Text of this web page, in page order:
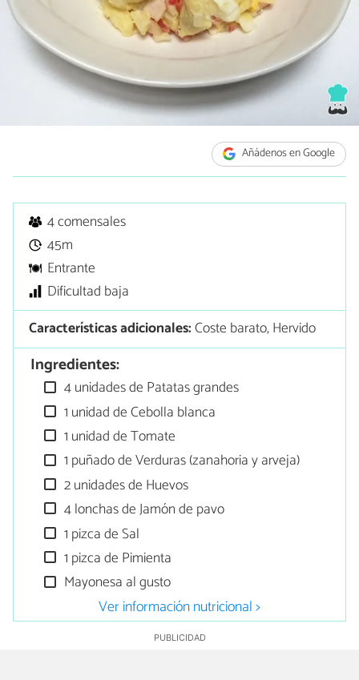
Añádenos en Google
4 comensales
45m
Entrante
Dificultad baja
Características adicionales:Coste barato, Hervido
Ingredientes:
4 unidades de Patatas grandes
1 unidad de Cebolla blanca
1 unidad de Tomate
1 puñado de Verduras (zanahoria y arveja)
2 unidades de Huevos
4 lonchas de Jamón de pavo
1 pizca de Sal
1 pizca de Pimienta
Mayonesa al gusto
Ver información nutricional >